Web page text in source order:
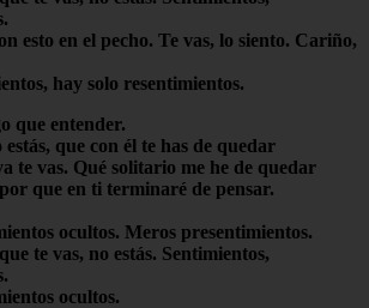
esto en el pecho. Te vas, lo siento. Cariño,
hay solo resentimientos.
que entender.
que con él te has de quedar
te vas. Qué solitario me he de quedar
que en ti terminaré de pensar.
ocultos. Meros presentimientos.
te vas, no estás. Sentimientos,
ocultos.